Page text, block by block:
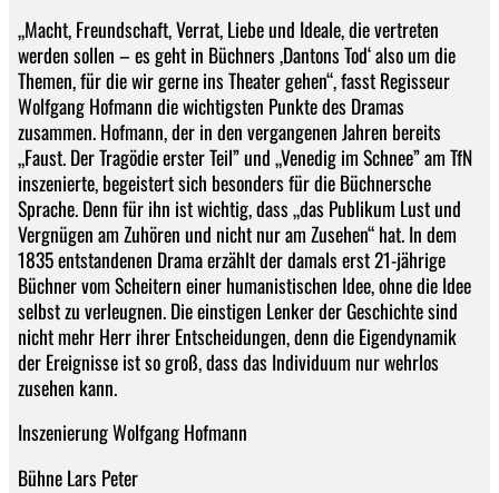
„Macht, Freundschaft, Verrat, Liebe und Ideale, die vertreten
werden sollen – es geht in Büchners ,Dantons Tod‘ also um die
Themen, für die wir gerne ins Theater gehen“, fasst Regisseur
Wolfgang Hofmann die wichtigsten Punkte des Dramas
zusammen. Hofmann, der in den vergangenen Jahren bereits
„Faust. Der Tragödie erster Teil” und „Venedig im Schnee” am TfN
inszenierte, begeistert sich besonders für die Büchnersche
Sprache. Denn für ihn ist wichtig, dass „das Publikum Lust und
Vergnügen am Zuhören und nicht nur am Zusehen“ hat. In dem
1835 entstandenen Drama erzählt der damals erst 21-jährige
Büchner vom Scheitern einer humanistischen Idee, ohne die Idee
selbst zu verleugnen. Die einstigen Lenker der Geschichte sind
nicht mehr Herr ihrer Entscheidungen, denn die Eigendynamik
der Ereignisse ist so groß, dass das Individuum nur wehrlos
zusehen kann.
Inszenierung Wolfgang Hofmann
Bühne Lars Peter